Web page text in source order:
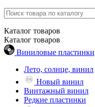
Каталог товаров
Каталог товаров
Виниловые пластинки
Лето, солнце, винил
Новый винил
Винтажный винил
Редкие пластинки